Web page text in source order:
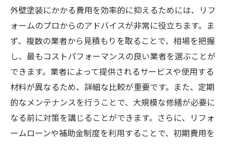
外壁塗装にかかる費用を効率的に抑えるためには、リフ
ォームのプロからのアドバイスが非常に役立ちます。ま
ず、複数の業者から見積もりを取ることで、相場を把握
し、最もコストパフォーマンスの良い業者を選ぶことが
できます。業者によって提供されるサービスや使用する
材料が異なるため、詳細な比較が重要です。また、定期
的なメンテナンスを行うことで、大規模な修繕が必要に
なる前に対策を講じることができます。さらに、リフォ
ームローンや補助金制度を利用することで、初期費用を